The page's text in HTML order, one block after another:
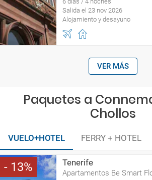
Salida el 23 nov 2026
Alojamiento y desayuno
VER MÁS
Paquetes a
Chollos
VUELO+HOTEL FERRY + HOTEL
13 Tenerife
Apartamentos Be Smart